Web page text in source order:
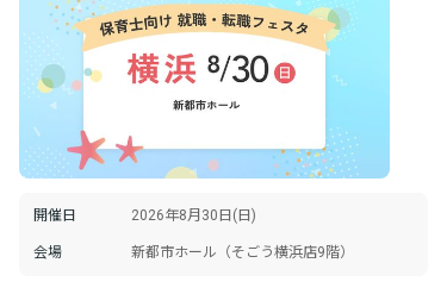
開催日 2026年8月30日(日)
会場 新都市ホール（そごう横浜店9階）